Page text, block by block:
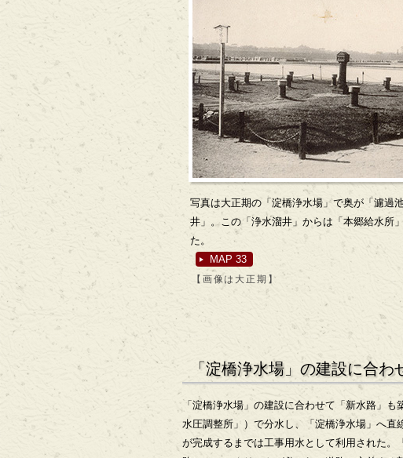
写真は大正期の「淀橋浄水場」で奥が「濾過
井」。この「浄水溜井」からは「本郷給水所
た。
MAP 33
【画像は大正期】
「淀橋浄水場」の建設に合
「淀橋浄水場」の建設に合わせて「新水路」
水圧調整所」）で分水し、「淀橋浄水場」へ直
が完成するまでは工事用水として利用された